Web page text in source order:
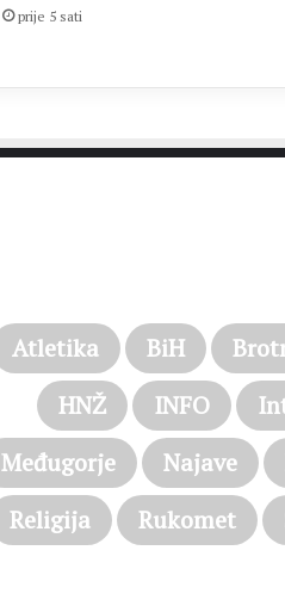
prije 5 sati
Atletika BiH
HNŽ
INFO
Međugorje
Najave
Religija
Rukomet